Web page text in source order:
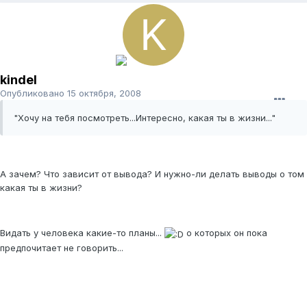
kindel
Опубликовано 15 октября, 2008
"Хочу на тебя посмотреть...Интересно, какая ты в жизни..."
А зачем? Что зависит от вывода? И нужно-ли делать выводы о том
какая ты в жизни?
Видать у человека какие-то планы...
о которых он пока
предпочитает не говорить...